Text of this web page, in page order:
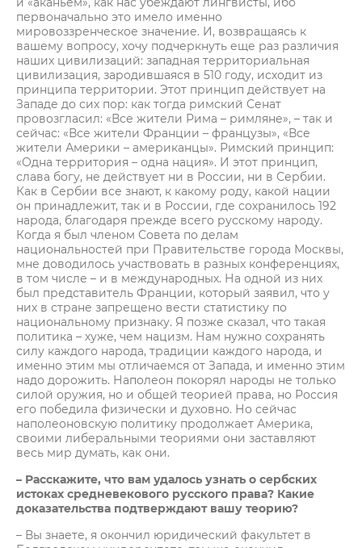
первоначально это имело именно
мировоззренческое значение. И, возвращаясь к
вашему вопросу, хочу подчеркнуть еще раз различия
наших цивилизаций: западная территориальная
цивилизация, зародившаяся в 510 году, исходит из
принципа территории. Этот принцип действует на
Западе до сих пор: как тогда римский Сенат
провозгласил: «Все жители Рима – римляне», – так и
сейчас: «Все жители Франции – французы», «Все
жители Америки – американцы». Римский принцип:
«Одна территория – одна нация». И этот принцип,
слава богу, не действует ни в России, ни в Сербии.
Как в Сербии все знают, к какому роду, какой нации
он принадлежит, так и в России, где сохранилось 192
народа, благодаря прежде всего русскому народу.
Когда я был членом Совета по делам
национальностей при Правительстве города Москвы,
мне доводилось участвовать в разных конференциях,
в том числе – и в международных. На одной из них
был представитель Франции, который заявил, что у
них в стране запрещено вести статистику по
национальному признаку. Я позже сказал, что такая
политика – хуже, чем нацизм. Нам нужно сохранять
силу каждого народа, традиции каждого народа, и
именно этим мы отличаемся от Запада, и именно этим
надо дорожить. Наполеон покорял народы не только
силой оружия, но и общей теорией права, но Россия
его победила физически и духовно. Но сейчас
наполеоновскую политику продолжает Америка,
своими либеральными теориями они заставляют
весь мир думать, как они.
– Расскажите, что вам удалось узнать о сербских
истоках средневекового русского права? Какие
доказательства подтверждают вашу теорию?
– Вы знаете, я окончил юридический факультет в